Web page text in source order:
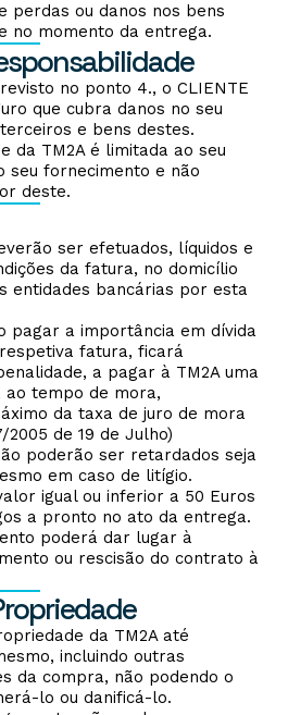
perdas ou danos nos bens
no momento da entrega.
no ponto 4., o CLIENTE
que cubra danos no seu
e bens destes.
da TM2A é limitada ao seu
seu fornecimento e não
deste.
ser efetuados, líquidos e
da fatura, no domicílio
entidades bancárias por esta
pagar a importância em dívida
fatura, ficará
a pagar à TM2A uma
ao tempo de mora,
da taxa de juro de mora
de 19 de Julho)
poderão ser retardados seja
em caso de litígio.
igual ou inferior a 50 Euros
a pronto no ato da entrega.
poderá dar lugar à
ou rescisão do contrato à
da TM2A até
incluindo outras
da compra, não podendo o
lo ou danificá-lo.